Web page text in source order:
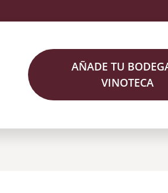
AÑADE TU
VINOTECA